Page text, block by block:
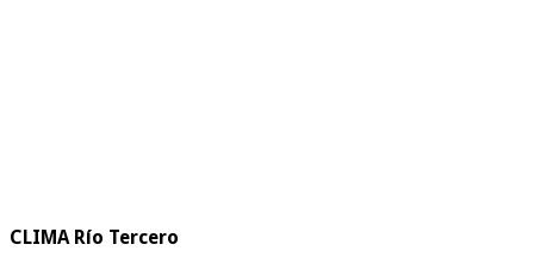
CLIMA Río Tercero